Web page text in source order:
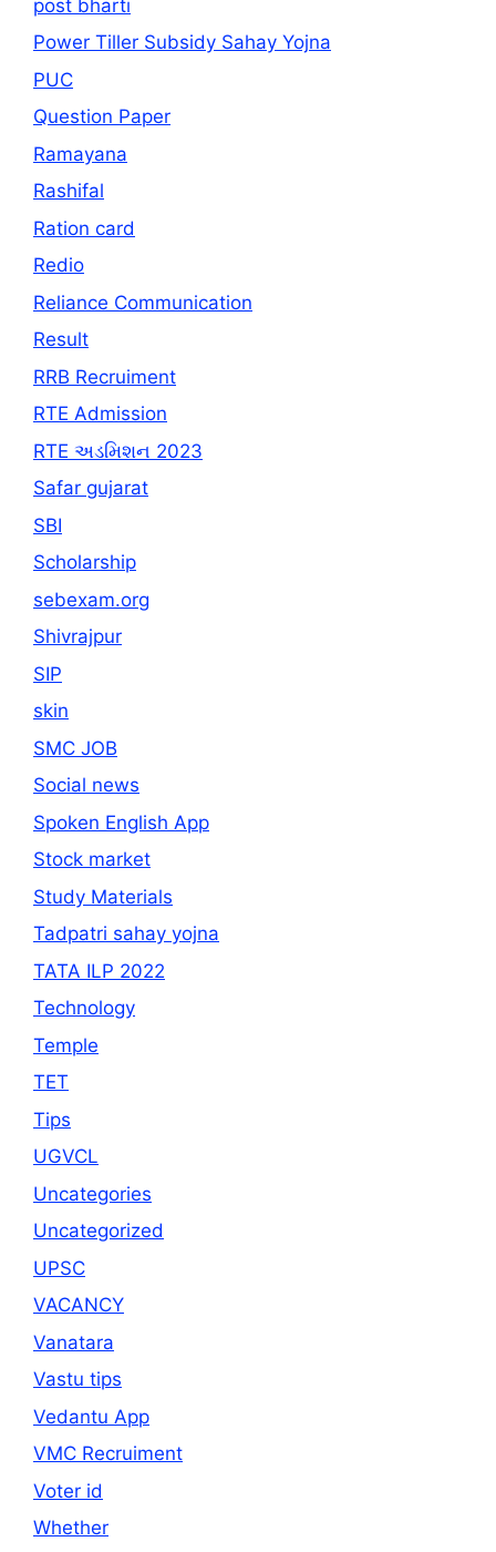
post bharti
Power Tiller Subsidy Sahay Yojna
PUC
Question Paper
Ramayana
Rashifal
Ration card
Redio
Reliance Communication
Result
RRB Recruiment
RTE Admission
RTE અડમિશન 2023
Safar gujarat
SBI
Scholarship
sebexam.org
Shivrajpur
SIP
skin
SMC JOB
Social news
Spoken English App
Stock market
Study Materials
Tadpatri sahay yojna
TATA ILP 2022
Technology
Temple
TET
Tips
UGVCL
Uncategories
Uncategorized
UPSC
VACANCY
Vanatara
Vastu tips
Vedantu App
VMC Recruiment
Voter id
Whether